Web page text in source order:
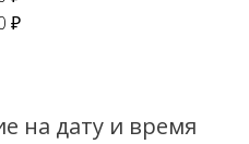
₽
на дату и время